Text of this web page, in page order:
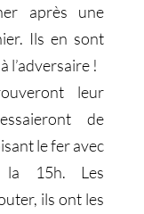
après une
Ils en sont
l’adversaire !
leur
de
le fer avec
la 15h. Les
ils ont les